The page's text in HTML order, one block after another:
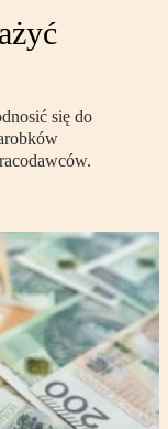
się do